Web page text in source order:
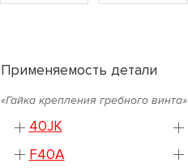
Применяемость детали
«Гайка крепления гребного винта»
40JK
F40A